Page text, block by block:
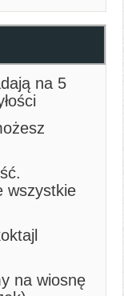
na 5
wszystkie
na wiosnę